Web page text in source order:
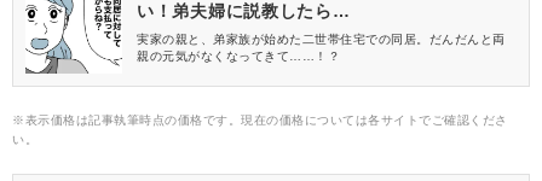
い！弟夫婦に説教したら…
実家の親と、弟家族が始めた二世帯住宅での同居。だんだんと両
親の元気がなくなってきて……！？
※表示価格は記事執筆時点の価格です。現在の価格については各サイトでご確認くださ
い。